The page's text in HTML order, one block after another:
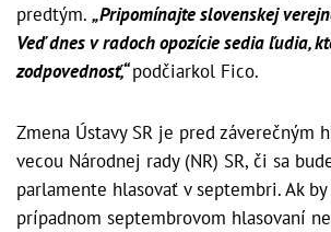
predtým. „Pripomínajte slovenskej
Veď dnes v radoch opozície sedia ľudia,
zodpovednosť,“podčiarkol Fico.
Zmena Ústavy SR je pred záverečným
vecou Národnej rady (NR) SR, či sa
parlamente hlasovať v septembri. Ak
prípadnom septembrovom hlasovaní